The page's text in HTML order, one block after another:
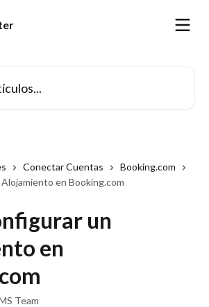
Conectar Cuentas
Booking.com
en Booking.com
un
en
Team